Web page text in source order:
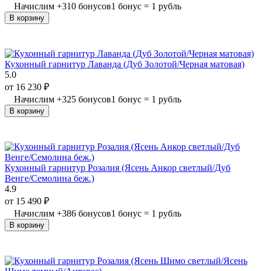
Начислим +310 бонусов1 бонус = 1 рубль
В корзину
Кухонный гарнитур Лаванда (Дуб Золотой/Черная матовая)
5.0
от 16 230 ₽
Начислим +325 бонусов1 бонус = 1 рубль
В корзину
Кухонный гарнитур Розалия (Ясень Анкор светлый/Дуб
Венге/Семолина беж.)
4.9
от 15 490 ₽
Начислим +386 бонусов1 бонус = 1 рубль
В корзину